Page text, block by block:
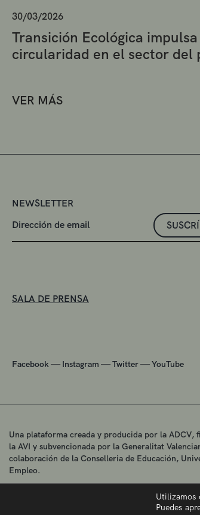
30/03/2026
Transición Ecológica
circularidad en el sector del
VER MÁS
NEWSLETTER
SALA DE PRENSA
Facebook — Instagram —Twitter—YouTube
Una plataforma creada y producida por la ADCV,
la AVI y subvencionada por la Generalitat
colaboración de la Conselleria de Educación,
Empleo.
Utilizamos
Puedes